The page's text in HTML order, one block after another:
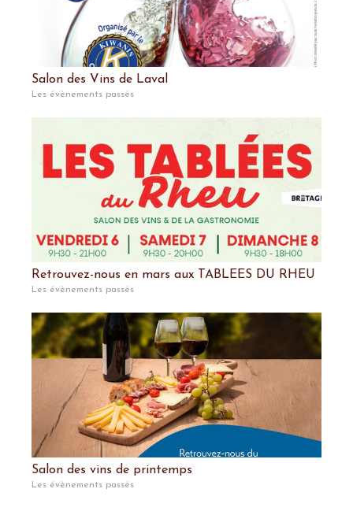
Salon des Vins de Laval
Les évènements passés
Retrouvez-nous en mars aux TABLEES DU RHEU
Les évènements passés
Salon des vins de printemps
Les évènements passés